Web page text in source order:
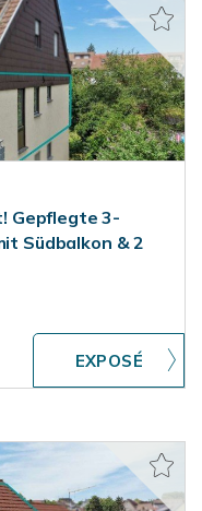
Gepflegte 3-
Südbalkon & 2